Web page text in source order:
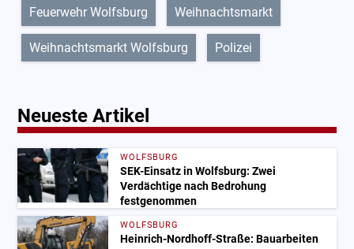
Feuerwehr Wolfsburg Weihnachtsmarkt
Weihnachtsmarkt Wolfsburg Polizei
Neueste Artikel
WOLFSBURG
SEK-Einsatz in Wolfsburg: Zwei
Verdächtige nach Bedrohung
festgenommen
WOLFSBURG
Heinrich-Nordhoff-Straße: Bauarbeiten